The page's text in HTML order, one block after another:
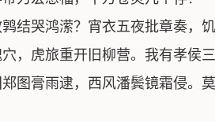
结哭鸿潆？宵衣五夜批章奏，
，虎旅重开旧柳营。我有孝侯
图膏雨逮，西风潘鬓镜霜侵。